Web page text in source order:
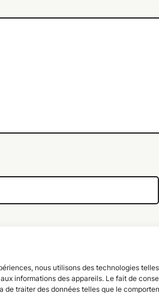
nous utilisons des technologies
informations des appareils. Le fait de
de traiter des données telles que le